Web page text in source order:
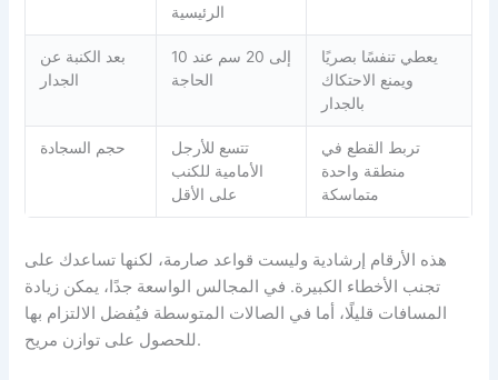
الرئيسية
بعد الكنبة عن
الجدار
10 إلى 20 سم عند
الحاجة
يعطي تنفسًا بصريًا
ويمنع الاحتكاك
بالجدار
حجم السجادة
تتسع للأرجل
الأمامية للكنب
على الأقل
تربط القطع في
منطقة واحدة
متماسكة
هذه الأرقام إرشادية وليست قواعد صارمة، لكنها تساعدك على
تجنب الأخطاء الكبيرة. في المجالس الواسعة جدًا، يمكن زيادة
المسافات قليلًا، أما في الصالات المتوسطة فيُفضل الالتزام بها
للحصول على توازن مريح.